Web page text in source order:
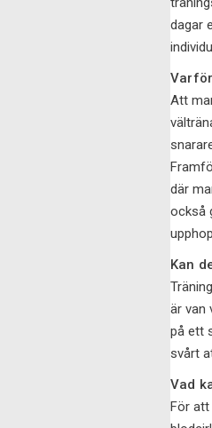
dagar
Att
där
också
Kan
är van
på ett
svårt
Vad
För att